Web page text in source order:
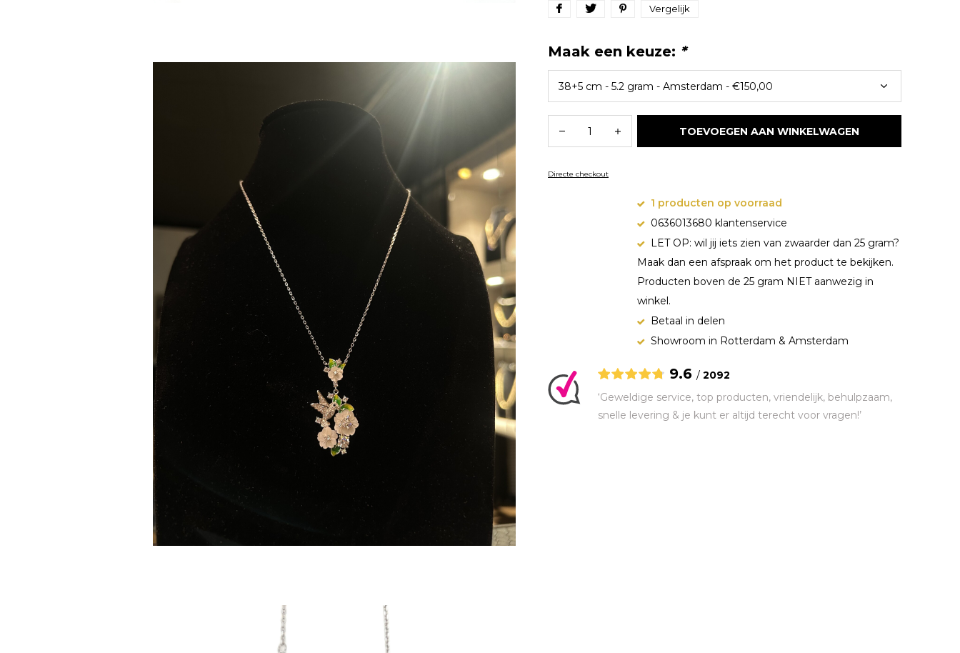
Vergelijk
Maak een keuze: *
TOEVOEGEN AAN WINKELWAGEN
Directe checkout
1 producten op voorraad
0636013680 klantenservice
LET OP: wil jij iets zien van zwaarder dan 25 gram?
Maak dan een afspraak om het product te bekijken.
Producten boven de 25 gram NIET aanwezig in
winkel.
Betaal in delen
Showroom in Rotterdam & Amsterdam
9.6 / 2092
‘Geweldige service, top producten, vriendelijk, behulpzaam,
snelle levering & je kunt er altijd terecht voor vragen!’